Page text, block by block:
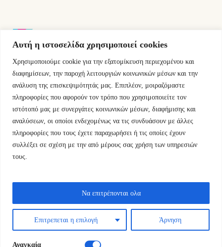
Αυτή η ιστοσελίδα χρησιμοποιεί cookies
Χρησιμοποιούμε cookie για την εξατομίκευση περιεχομένου και
διαφημίσεων, την παροχή λειτουργιών κοινωνικών μέσων και την
ανάλυση της επισκεψιμότητάς μας. Επιπλέον, μοιραζόμαστε
πληροφορίες που αφορούν τον τρόπο που χρησιμοποιείτε τον
ιστότοπό μας με συνεργάτες κοινωνικών μέσων, διαφήμισης και
αναλύσεων, οι οποίοι ενδεχομένως να τις συνδυάσουν με άλλες
πληροφορίες που τους έχετε παραχωρήσει ή τις οποίες έχουν
συλλέξει σε σχέση με την από μέρους σας χρήση των υπηρεσιών
τους.
Επιτρεπεται η επιλογή Άρνηση
Να επιτρέπονται ολα
Αναγκαία
Εμμ.Μπενάκη 76 10681 Αθήνα Ελλάδα.
+30.2110084023
info@kyfantabooks.gr
Βρείτε μας